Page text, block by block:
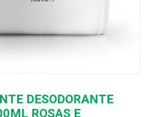
DESODORANTE
ROSAS E